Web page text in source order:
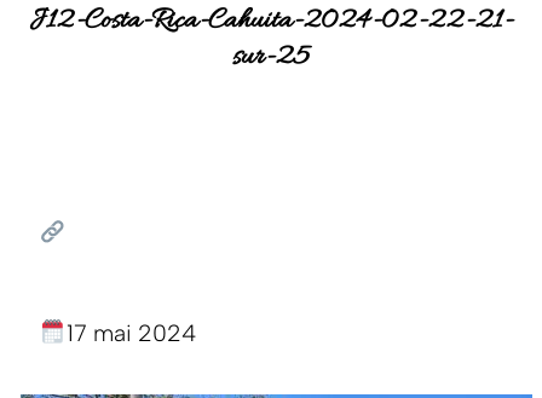
J12-Costa-Rica-Cahuita-2024-02-22-21-
sur-25
17 mai 2024